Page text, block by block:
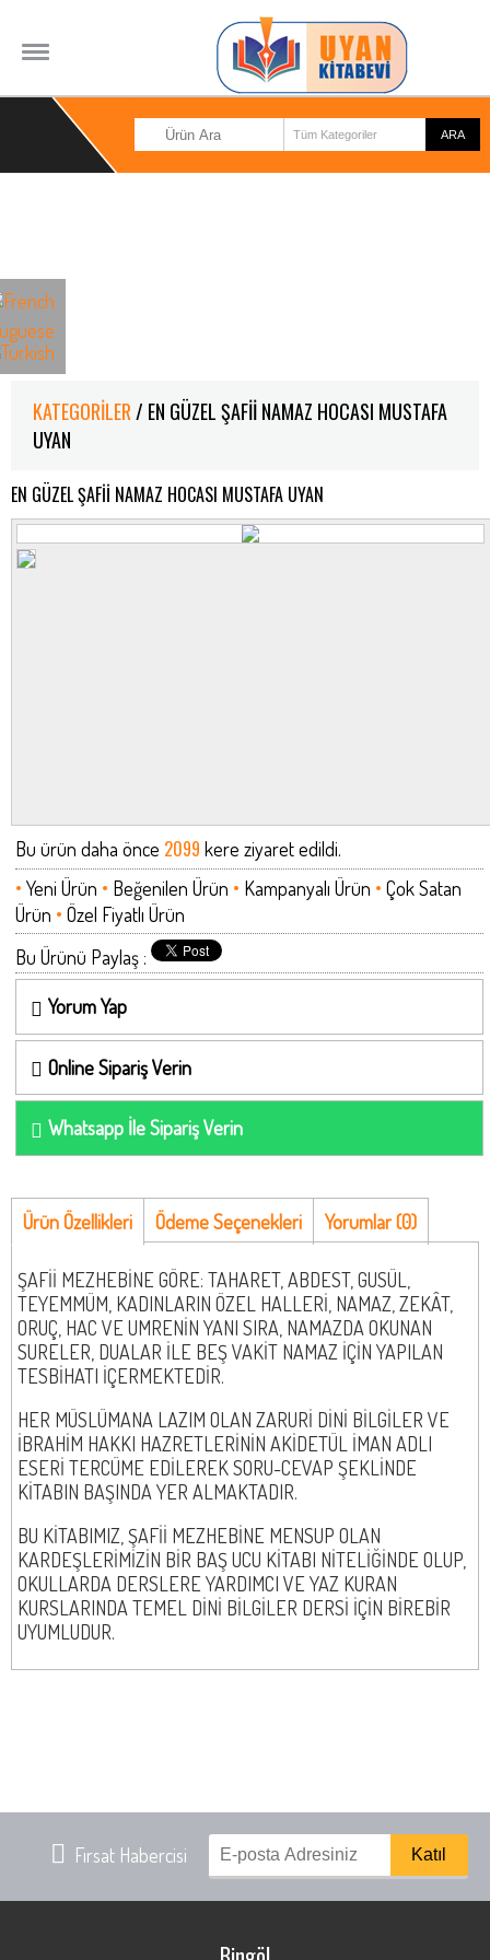
KATEGORILER/ EN GÜZEL ŞAFİİ NAMAZ HOCASI MUSTAFA
UYAN
EN GÜZEL ŞAFİİ NAMAZ HOCASI MUSTAFA UYAN
Bu ürün daha önce 2099 kere ziyaret edildi.
• Yeni Ürün • Beğenilen Ürün • Kampanyalı Ürün • Çok Satan
Ürün • Özel Fiyatlı Ürün
Bu Ürünü Paylaş :
Yorum Yap
Online Sipariş Verin
Whatsapp İle Sipariş Verin
Ürün Özellikleri Ödeme Seçenekleri Yorumlar (0)
ŞAFİİ MEZHEBİNE GÖRE: TAHARET, ABDEST, GUSÜL,
TEYEMMÜM, KADINLARIN ÖZEL HALLERİ, NAMAZ, ZEKÂT,
ORUÇ, HAC VE UMRENİN YANI SIRA, NAMAZDA OKUNAN
SURELER, DUALAR İLE BEŞ VAKİT NAMAZ İÇİN YAPILAN
TESBİHATI İÇERMEKTEDİR.
HER MÜSLÜMANA LAZIM OLAN ZARURİ DİNİ BİLGİLER VE
İBRAHİM HAKKI HAZRETLERİNİN AKİDETÜL İMAN ADLI
ESERİ TERCÜME EDİLEREK SORU-CEVAP ŞEKLİNDE
KİTABIN BAŞINDA YER ALMAKTADIR.
BU KİTABIMIZ, ŞAFİİ MEZHEBİNE MENSUP OLAN
KARDEŞLERİMİZİN BİR BAŞ UCU KİTABI NİTELİĞİNDE OLUP,
OKULLARDA DERSLERE YARDIMCI VE YAZ KURAN
KURSLARINDA TEMEL DİNİ BİLGİLER DERSİ İÇİN BİREBİR
UYUMLUDUR.
Fırsat Habercisi